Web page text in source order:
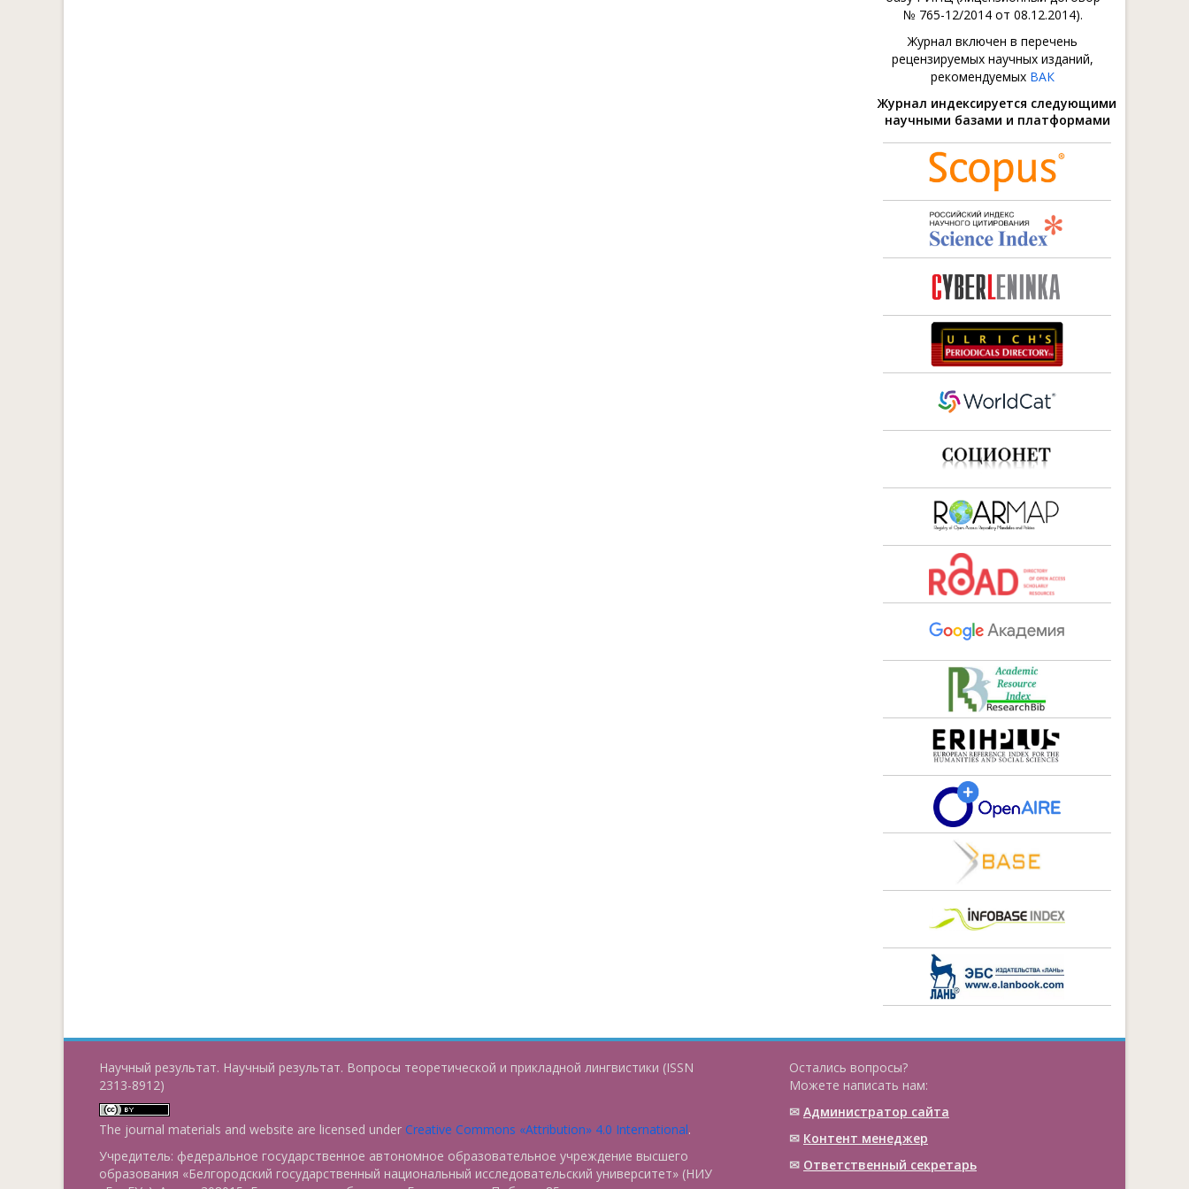
№ 765-12/2014 от 08.12.2014).
Журнал включен в перечень
рецензируемых научных изданий,
рекомендуемых ВАК
Журнал индексируется следующими
научными базами и платформами
Научный результат. Научный результат. Вопросы теоретической и прикладной лингвистики (ISSN
2313-8912)
The journal materials and website are licensed under Creative Commons «Attribution» 4.0 International.
Учредитель: федеральное государственное автономное образовательное учреждение высшего
образования «Белгородский государственный национальный исследовательский университет» (НИУ
Остались вопросы?
Можете написать нам:
✉ Администратор сайта
✉ Контент менеджер
✉ Ответственный cекретарь